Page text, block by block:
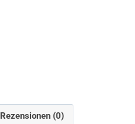
Rezensionen (0)